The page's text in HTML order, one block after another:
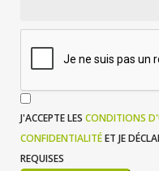
J'ACCEPTE LES CONDITIONS
CONFIDENTIALITÉET JE
REQUISES